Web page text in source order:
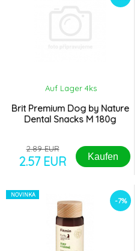
Brit Premium Dog by Nature
Dental Snacks M 180g
Auf Lager 4ks
2.89 EUR
2.57 EUR Kaufen
NOVINKA
-7%